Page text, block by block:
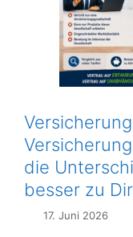
die
besser zu
17. Juni 2026